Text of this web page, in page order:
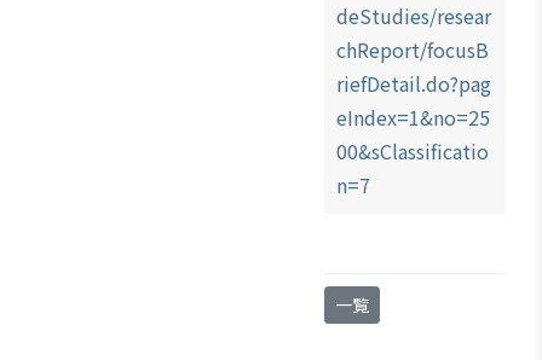
deStudies/resear
chReport/focusB
riefDetail.do?pag
eIndex=1&no=25
00&sClassificatio
n=7
一覧